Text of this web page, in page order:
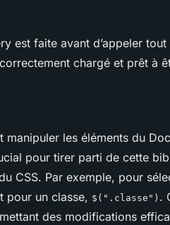
est faite avant d’appeler
chargé et prêt à
manipuler les éléments du
pour tirer parti de cette
CSS. Par exemple, pour
pour un classe, $(".classe") .
des modifications